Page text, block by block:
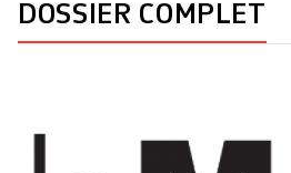
DOSSIER COMPLET